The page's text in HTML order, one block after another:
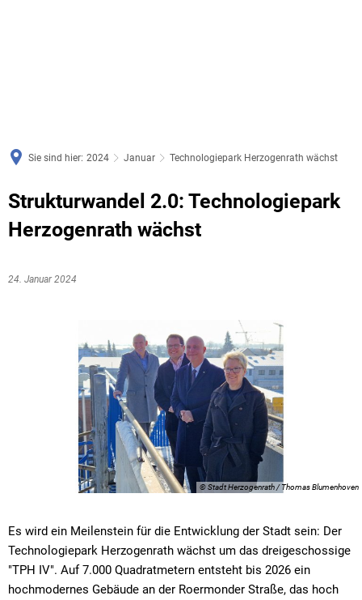
Sie sind hier: 2024 Januar Technologiepark Herzogenrath wächst
Strukturwandel 2.0: Technologiepark
Herzogenrath wächst
24. Januar 2024
© Stadt Herzogenrath / Thomas Blumenhoven
Es wird ein Meilenstein für die Entwicklung der Stadt sein: Der
Technologiepark Herzogenrath wächst um das dreigeschossige
"TPH IV". Auf 7.000 Quadratmetern entsteht bis 2026 ein
hochmodernes Gebäude an der Roermonder Straße, das hoch